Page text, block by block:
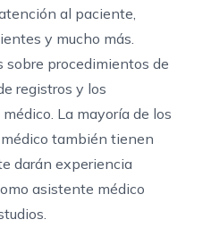
al paciente,
y mucho más.
sobre procedimientos de
registros y los
La mayoría de los
también tienen
darán experiencia
asistente médico